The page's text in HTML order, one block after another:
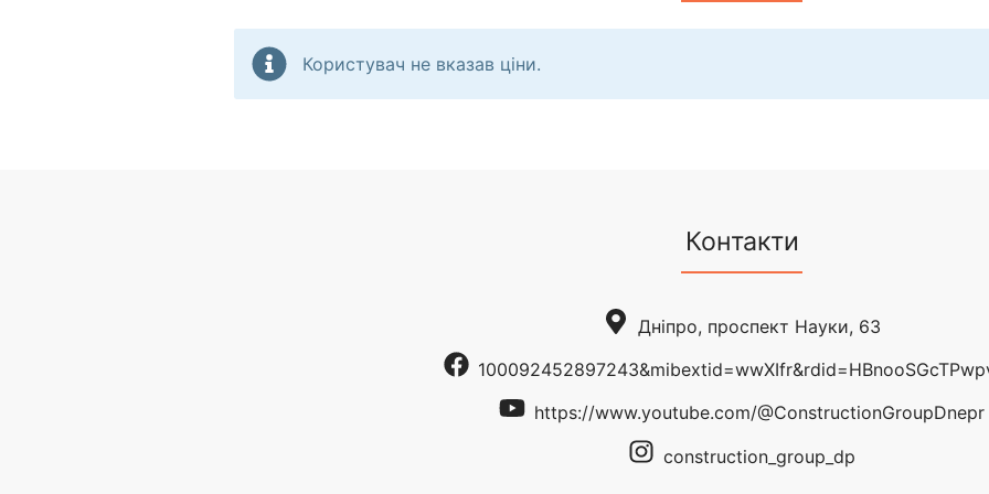
Користувач не вказав ціни.
Контакти
Дніпро, проспект Науки, 63
https://www.youtube.com/@ConstructionGroupDnepr
construction_group_dp